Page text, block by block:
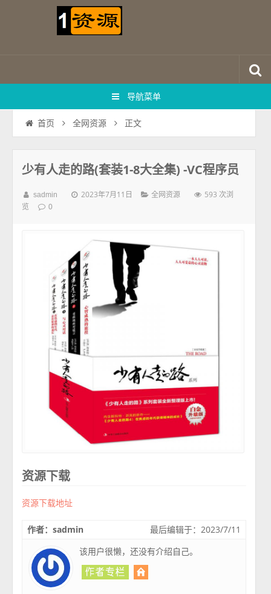
导航菜单
首页 全网资源 正文
少有人走的路(套装1-8大全集) -VC程序员
sadmin 2023年7月11日 全网资源
593 次浏
览
0
资源下载
资源下载地址
最后编辑于：2023/7/11
作者：sadmin
该用户很懒，还没有介绍自己。